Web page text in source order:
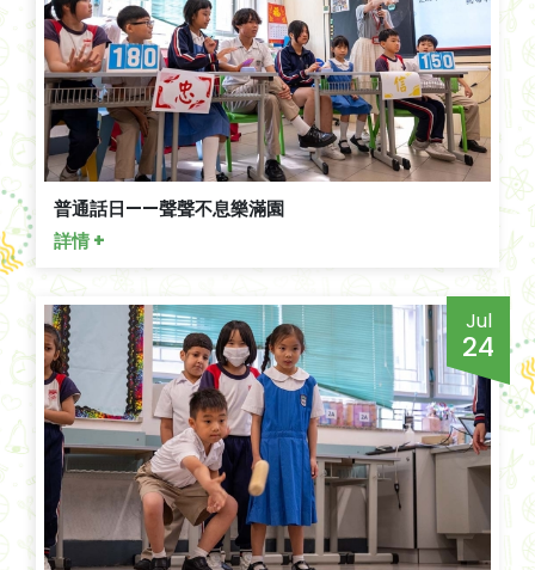
普通話日——聲聲不息樂滿園
詳情 +
Jul
24